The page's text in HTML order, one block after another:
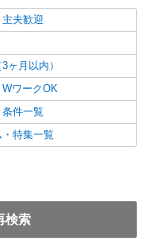
主夫歓迎
ヶ月以内）
WワークOK
件一覧
・特集一覧
検索